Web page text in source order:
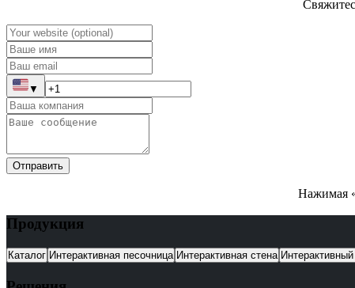
▼
Отправить
Нажимая
Продукция
Каталог Интерактивная песочница Интерактивная стена